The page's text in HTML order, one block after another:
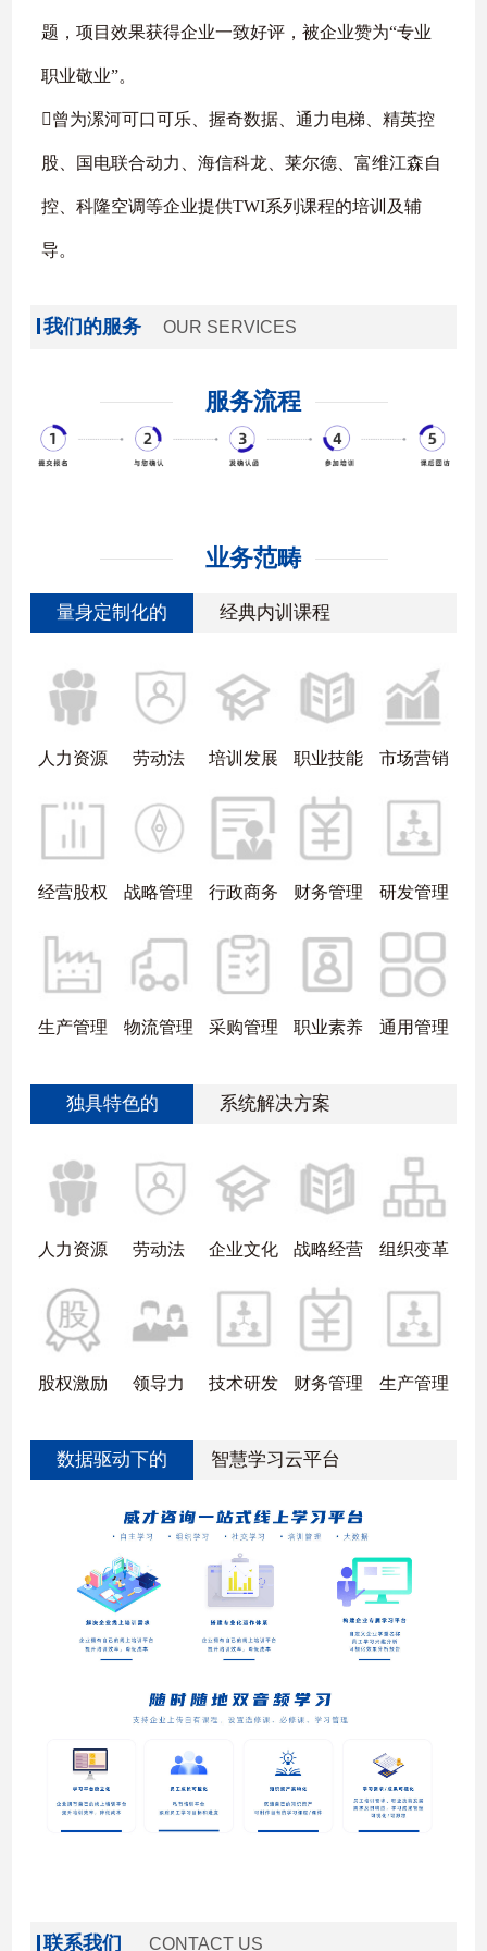
题，项目效果获得企业一致好评，被企业赞为“专业
职业敬业”。
曾为漯河可口可乐、握奇数据、通力电梯、精英控
股、国电联合动力、海信科龙、莱尔德、富维江森自
控、科隆空调等企业提供TWI系列课程的培训及辅
导。
我们的服务 OUR SERVICES
服务流程
业务范畴
量身定制化的 经典内训课程
人力资源 劳动法 培训发展 职业技能 市场营销
经营股权 战略管理 行政商务 财务管理 研发管理
生产管理 物流管理 采购管理 职业素养 通用管理
独具特色的 系统解决方案
人力资源 劳动法 企业文化 战略经营 组织变革
股权激励 领导力 技术研发 财务管理 生产管理
数据驱动下的 智慧学习云平台
联系我们 CONTACT US